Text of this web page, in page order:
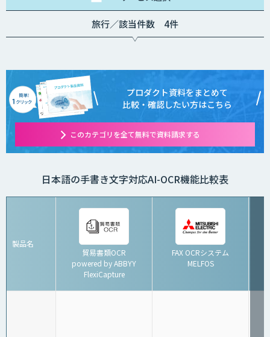
旅行／該当件数 4件
プロダクト資料をまとめて
比較・確認したい方はこちら
このカテゴリを全て無料で資料請求する
日本語の手書き文字対応AI-OCR機能比較表
製品名
貿易書類OCR
powered by ABBYY
FlexiCapture
FAX OCRシステム
MELFOS